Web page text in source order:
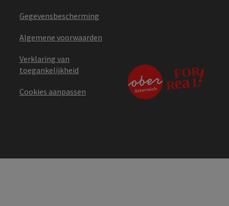
Gegevensbescherming
Algemene voorwaarden
Verklaring van
toegankelijkheid
Cookies aanpassen